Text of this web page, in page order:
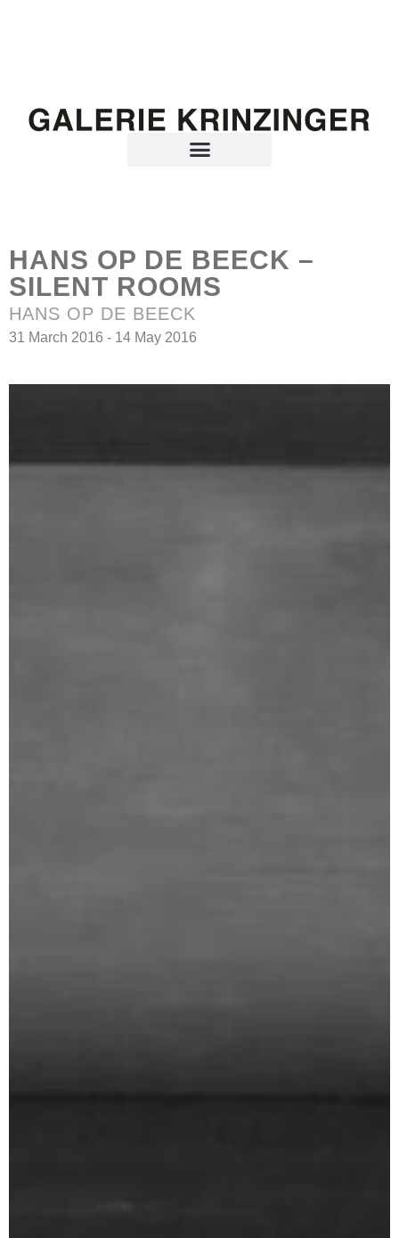
HANS OP DE BEECK –
SILENT ROOMS
HANS OP DE BEECK
31 March 2016 - 14 May 2016